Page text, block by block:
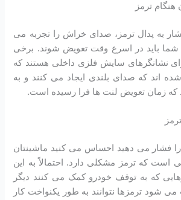
ترمز
به پدال ترمز، صدای خراش را تجربه می
باید در اسرع وقت تعویض شوند. برخی
نشانگرهای سایش فلزی داخلی هستند که
که صدای بلندی ایجاد می کنند و به
زمان تعویض لنت ها فرا رسیده است.
فشار می دهید احساس می کنید ماشینتان
که ترمز مشکلی دارد. احتمالاً به این
که به توقف خودرو کمک می کنند دیگر
ترمزها نتوانند به طور یکنواخت کار